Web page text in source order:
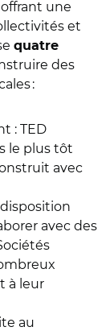
une
et
quatre
des
:
: TED
le plus tôt
avec
avec des
à leur
au